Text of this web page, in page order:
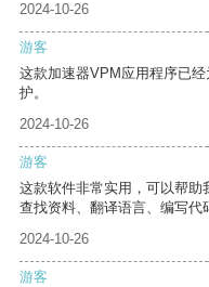
2024-10-26
游客
这款加速器VPM应用程序已
护。
2024-10-26
游客
这款软件非常实用，可以帮
查找资料、翻译语言、编写代
2024-10-26
游客